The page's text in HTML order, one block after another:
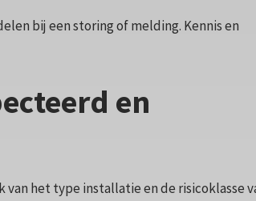
bij een storing of melding. Kennis en
en
het type installatie en de risicoklasse